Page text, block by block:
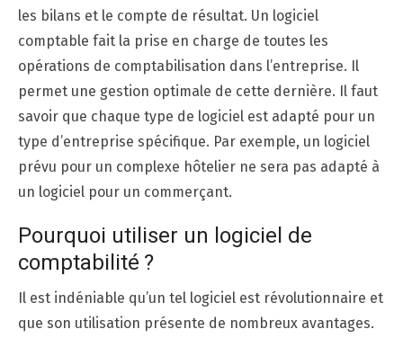
les bilans et le compte de résultat. Un logiciel
comptable fait la prise en charge de toutes les
opérations de comptabilisation dans l’entreprise. Il
permet une gestion optimale de cette dernière. Il faut
savoir que chaque type de logiciel est adapté pour un
type d’entreprise spécifique. Par exemple, un logiciel
prévu pour un complexe hôtelier ne sera pas adapté à
un logiciel pour un commerçant.
Pourquoi utiliser un logiciel de
comptabilité ?
Il est indéniable qu’un tel logiciel est révolutionnaire et
que son utilisation présente de nombreux avantages.